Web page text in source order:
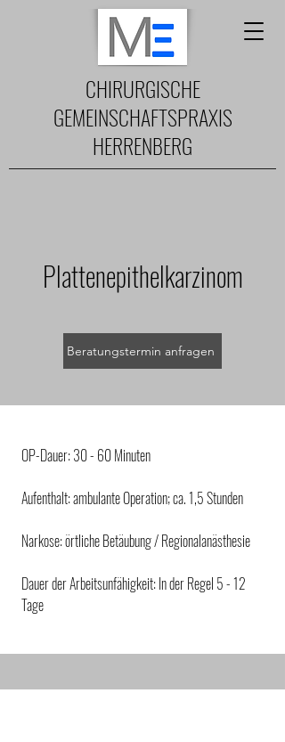
CHIRURGISCHE
GEMEINSCHAFTSPRAXIS
HERRENBERG
Plattenepithelkarzinom
Beratungstermin anfragen
OP-Dauer: 30 - 60 Minuten
Aufenthalt: ambulante Operation; ca. 1,5 Stunden
Narkose: örtliche Betäubung / Regionalanästhesie
Dauer der Arbeitsunfähigkeit: In der Regel 5 - 12
Tage